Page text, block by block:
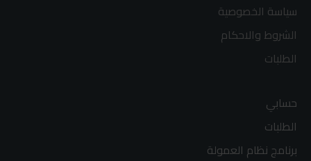
سياسة الخصوصية
الشروط والاحكام
الطلبات
حسابي
الطلبات
برنامج نظام العمولة